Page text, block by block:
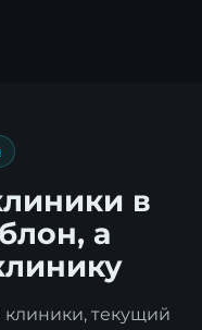
в
а
текущий